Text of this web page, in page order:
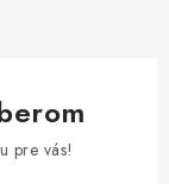
pre vás!